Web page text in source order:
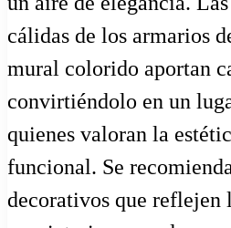
cálidas de los armarios
mural colorido aportan
convirtiéndolo en un
quienes valoran la
funcional. Se
decorativos que reflejen